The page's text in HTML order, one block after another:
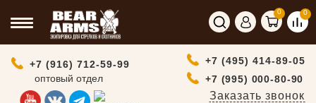
0 0
+7 (916) 712-59-99
оптовый отдел
+7 (495) 414-89-05
+7 (995) 000-80-90
Заказать звонок